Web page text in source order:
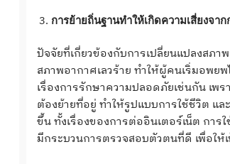
การย้ายถิ่นฐานทำให้เกิดความเสี่ยงจา
ปัจจัยที่เกี่ยวข้องกับการเปลี่ยนแปลงสภ
สภาพอากาศเลวร้าย ทำให้ผู้คนเริ่มอพย
เรื่องการรักษาความปลอดภัยเช่นกัน เพ
ต้องย้ายที่อยู่ ทำให้รูปแบบการใช้ชีวิต แล
ขึ้น ทั้งเรื่องของการต่ออินเตอร์เน็ต กา
มีกระบวนการตรวจสอบตัวตนที่ดี เพื่อให้